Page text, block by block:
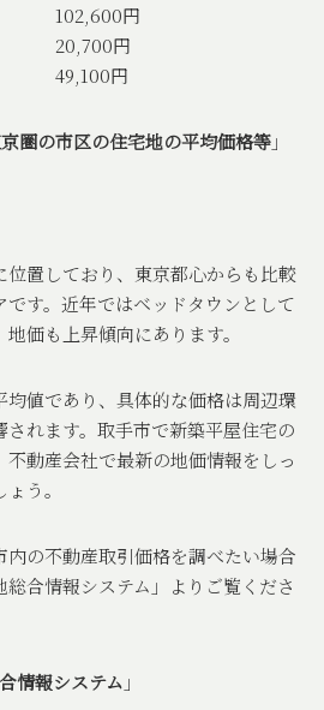
102,600円
20,700円
49,100円
圏の市区の住宅地の平均価格等」
置しており、東京都心からも比較
す。近年ではベッドタウンとして
価も上昇傾向にあります。
均値であり、具体的な価格は周辺環
れます。取手市で新築平屋住宅の
動産会社で最新の地価情報をしっ
う。
の不動産取引価格を調べたい場合
合情報システム」よりご覧くださ
情報システム 」